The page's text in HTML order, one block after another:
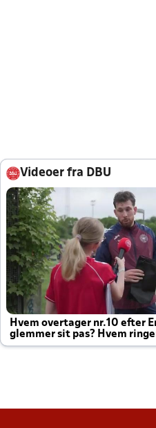
Videoer fra DBU
Hvem overtager nr.10 efter
glemmer sit pas? Hvem
altid til efter kampe?